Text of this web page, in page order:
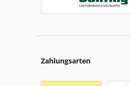
Zahlungsarten